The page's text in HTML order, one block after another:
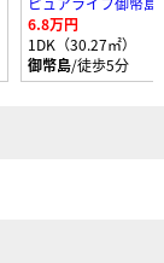
6.8万円
1DK（30.27㎡）
御幣島/徒歩5分